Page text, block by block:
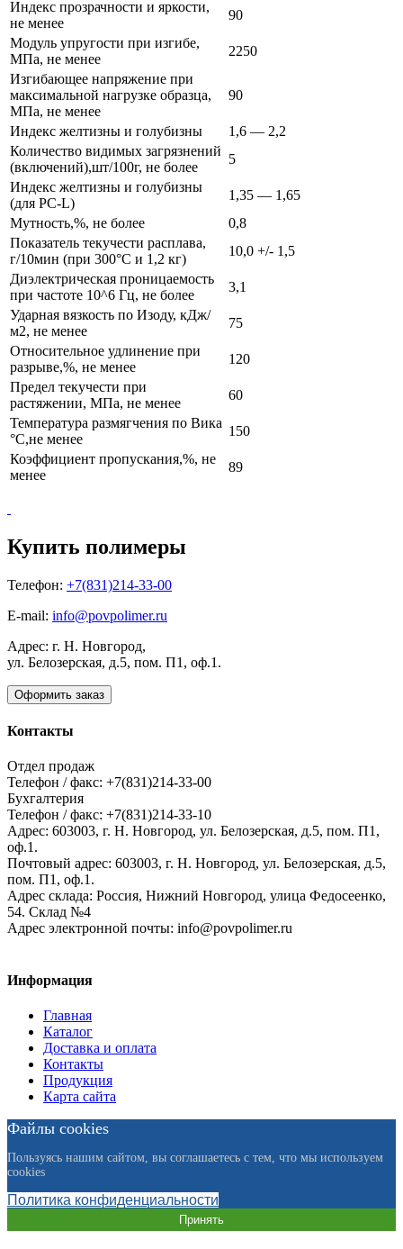
Индекс прозрачности и яркости,
не менее
90
Модуль упругости при изгибе,
МПа, не менее
2250
Изгибающее напряжение при
максимальной нагрузке образца,
МПа, не менее
90
Индекс желтизны и голубизны
1,6 — 2,2
Количество видимых загрязнений
(включений),шт/100г, не более
5
Индекс желтизны и голубизны
(для PC-L)
1,35 — 1,65
Мутность,%, не более
0,8
Показатель текучести расплава,
г/10мин (при 300°С и 1,2 кг)
10,0 +/- 1,5
Диэлектрическая проницаемость
при частоте 10^6 Гц, не более
3,1
Ударная вязкость по Изоду, кДж/
м2, не менее
75
Относительное удлинение при
разрыве,%, не менее
120
Предел текучести при
растяжении, МПа, не менее
60
Температура размягчения по Вика
°С,не менее
150
Коэффициент пропускания,%, не
менее
89
Купить полимеры
Телефон: +7(831)214-33-00
E-mail: info@povpolimer.ru
Адрес: г. Н. Новгород,
ул. Белозерская, д.5, пом. П1, оф.1.
Оформить заказ
Контакты
Отдел продаж
Телефон / факс: +7(831)214-33-00
Бухгалтерия
Телефон / факс: +7(831)214-33-10
Адрес: 603003, г. Н. Новгород, ул. Белозерская, д.5, пом. П1,
оф.1.
Почтовый адрес: 603003, г. Н. Новгород, ул. Белозерская, д.5,
пом. П1, оф.1.
Адрес склада: Россия, Нижний Новгород, улица Федосеенко,
54. Склад №4
Адрес электронной почты: info@povpolimer.ru
Информация
Главная
Каталог
Доставка и оплата
Контакты
Продукция
Карта сайта
Файлы cookies
Пользуясь нашим сайтом, вы соглашаетесь с тем, что мы используем
cookies
Политика конфиденциальности
Принять